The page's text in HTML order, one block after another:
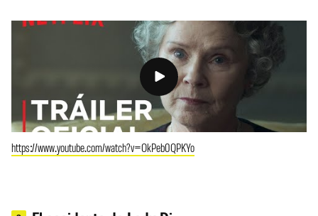
https://www.youtube.com/watch?v=OkPeb0QPKYo